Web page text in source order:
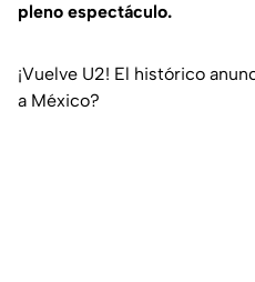
pleno espectáculo.
¡Vuelve U2! El histórico
a México?